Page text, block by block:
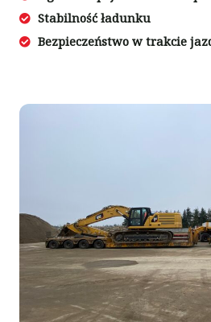
Stabilność ładunku
Bezpieczeństwo w trakcie